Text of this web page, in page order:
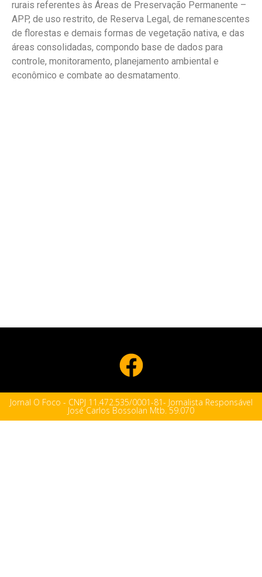
rurais referentes às Áreas de Preservação Permanente –
APP, de uso restrito, de Reserva Legal, de remanescentes
de florestas e demais formas de vegetação nativa, e das
áreas consolidadas, compondo base de dados para
controle, monitoramento, planejamento ambiental e
econômico e combate ao desmatamento.
Jornal O Foco - CNPJ 11.472.535/0001-81- Jornalista Responsável
José Carlos Bossolan Mtb. 59.070